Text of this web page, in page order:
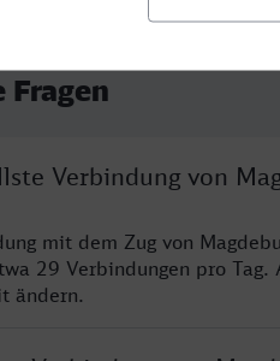
Fragen
Verbindung von
mit dem Zug von
29 Verbindungen pro Tag.
ändern.